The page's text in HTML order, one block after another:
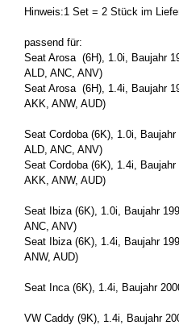
Hin­weis:1 Set = 2 Stück im
pas­send für:
Seat Arosa (6H), 1.0i, Bau­jahr
ALD, ANC, ANV)
Seat Arosa (6H), 1.4i, Bau­jahr
AKK, ANW, AUD)
Seat Cor­do­ba (6K), 1.0i,
ALD, ANC, ANV)
Seat Cor­do­ba (6K), 1.4i,
AKK, ANW, AUD)
Seat Ibiza (6K), 1.0i, Bau­jahr
ANC, ANV)
Seat Ibiza (6K), 1.4i, Bau­jahr
ANW, AUD)
Seat Inca (6K), 1.4i, Bau­jahr
VW Caddy (9K), 1.4i, Bau­jahr